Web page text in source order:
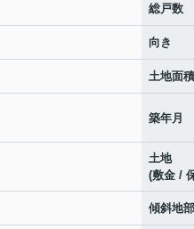
総戸数
向き
土地面
築年月
土地
(敷金 /
傾斜地